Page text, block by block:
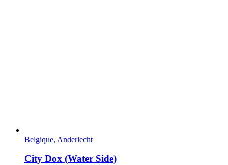
Belgique, Anderlecht
City Dox (Water Side)